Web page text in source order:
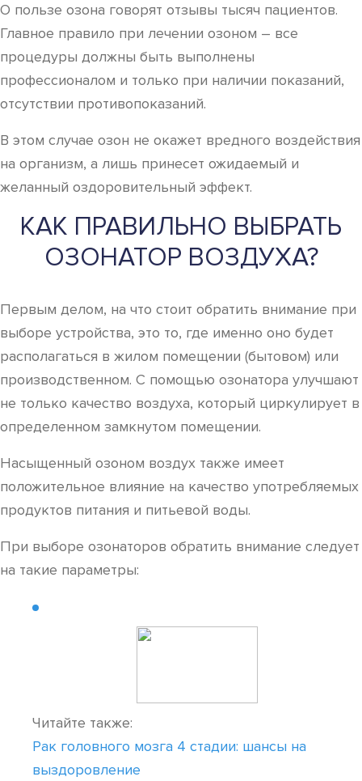
О пользе озона говорят отзывы тысяч пациентов.
Главное правило при лечении озоном – все
процедуры должны быть выполнены
профессионалом и только при наличии показаний,
отсутствии противопоказаний.
В этом случае озон не окажет вредного воздействия
на организм, а лишь принесет ожидаемый и
желанный оздоровительный эффект.
КАК ПРАВИЛЬНО ВЫБРАТЬ
ОЗОНАТОР ВОЗДУХА?
Первым делом, на что стоит обратить внимание при
выборе устройства, это то, где именно оно будет
располагаться в жилом помещении (бытовом) или
производственном. С помощью озонатора улучшают
не только качество воздуха, который циркулирует в
определенном замкнутом помещении.
Насыщенный озоном воздух также имеет
положительное влияние на качество употребляемых
продуктов питания и питьевой воды.
При выборе озонаторов обратить внимание следует
на такие параметры:
Читайте также:
Рак головного мозга 4 стадии: шансы на
выздоровление